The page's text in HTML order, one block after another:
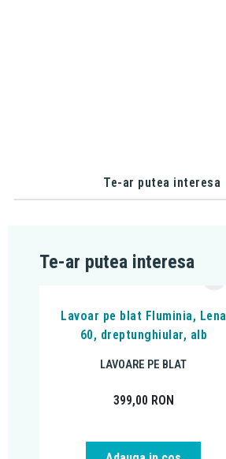
Te-ar putea interesa
Te-ar putea interesa
Lavoar pe blat Fluminia, Lena
60, dreptunghiular, alb
LAVOARE PE BLAT
399,00 RON